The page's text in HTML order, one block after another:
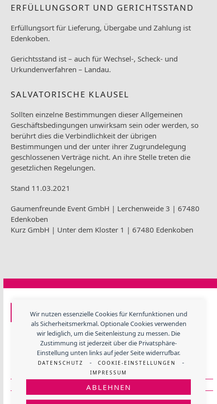
Wir nutzen essenzielle Cookies für Kernfunktionen und
als Sicherheitsmerkmal. Optionale Cookies verwenden
wir lediglich, um die Seitenleistung zu messen. Die
Zustimmung ist jederzeit über die Privatsphäre-
Einstellung unten links auf jeder Seite widerrufbar.
DATENSCHUTZ - COOKIE-EINSTELLUNGEN -
IMPRESSUM
ABLEHNEN
ERFÜLLUNGSORT UND GERICHTSSTAND
Erfüllungsort für Lieferung, Übergabe und Zahlung ist
Edenkoben.
Gerichtsstand ist – auch für Wechsel-, Scheck- und
Urkundenverfahren – Landau.
SALVATORISCHE KLAUSEL
Sollten einzelne Bestimmungen dieser Allgemeinen
Geschäftsbedingungen unwirksam sein oder werden, so
berührt dies die Verbindlichkeit der übrigen
Bestimmungen und der unter ihrer Zugrundelegung
geschlossenen Verträge nicht. An ihre Stelle treten die
gesetzlichen Regelungen.
Stand 11.03.2021
Gaumenfreunde Event GmbH | Lerchenweide 3 | 67480
Edenkoben
Kurz GmbH | Unter dem Kloster 1 | 67480 Edenkoben
GF EVENTTECHNIK
Lerchenweide 3, 67480 Edenkoben
Telefon+ 49 (06323) 984 330
E-Mail:info@gfevent.de
Mehr über Gaumenfreunde
Mehr über GF Eventtechnik